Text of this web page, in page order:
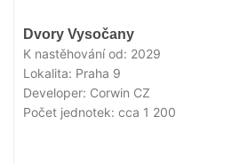
Dvory Vysočany
K nastěhování od: 2029
Lokalita: Praha 9
Developer: Corwin CZ
Počet jednotek: cca 1 200